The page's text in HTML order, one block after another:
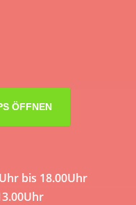
ÖFFNEN
bis 18.00Uhr